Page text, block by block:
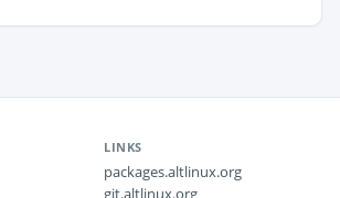
LINKS
packages.altlinux.org
git.altlinux.org